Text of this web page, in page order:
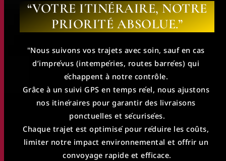
“VOTRE ITINÉRAIRE, NOTRE
PRIORITÉ ABSOLUE.”
"Nous suivons vos trajets avec soin, sauf en cas
d’imprévus (intempéries, routes barrées) qui
échappent à notre contrôle.
Grâce à un suivi GPS en temps réel, nous ajustons
nos itinéraires pour garantir des livraisons
ponctuelles et sécurisées.
Chaque trajet est optimisé pour réduire les coûts,
limiter notre impact environnemental et offrir un
convoyage rapide et efficace.